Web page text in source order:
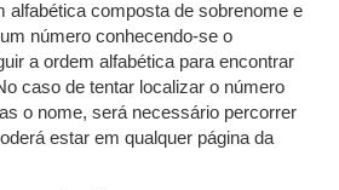
alfabética composta de sobrenome e
número conhecendo-se o
a ordem alfabética para encontrar
caso de tentar localizar o número
o nome, será necessário percorrer
estar em qualquer página da